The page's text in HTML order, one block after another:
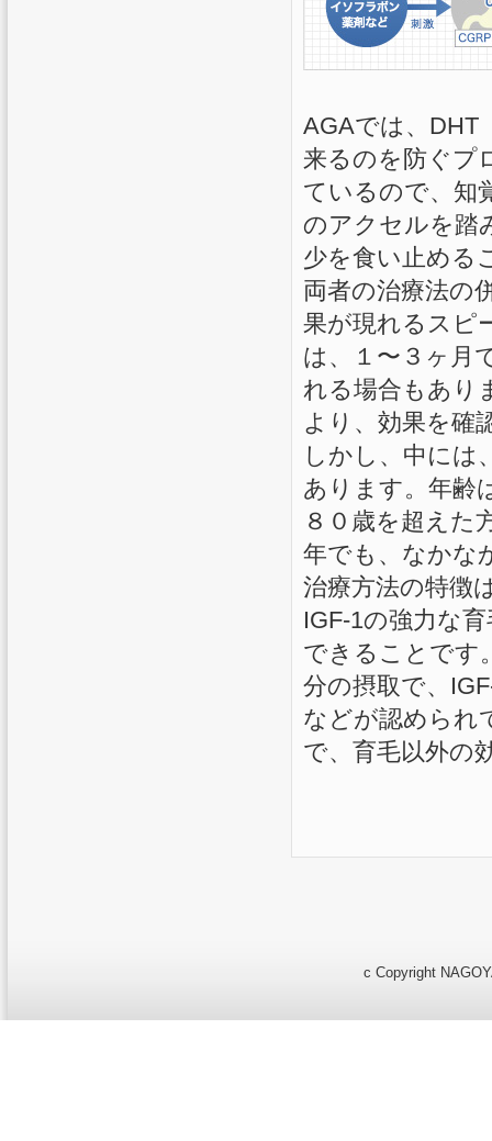
AGAでは、DHT
来るのを防ぐプ
ているので、知
のアクセルを踏
少を食い止める
両者の治療法の
果が現れるスピ
は、１〜３ヶ月
れる場合もあり
より、効果を確
しかし、中には
あります。年齢
８０歳を超えた
年でも、なかな
治療方法の特徴
IGF-1の強力な
できることです
分の摂取で、
などが認められ
で、育毛以外の
c Copyright